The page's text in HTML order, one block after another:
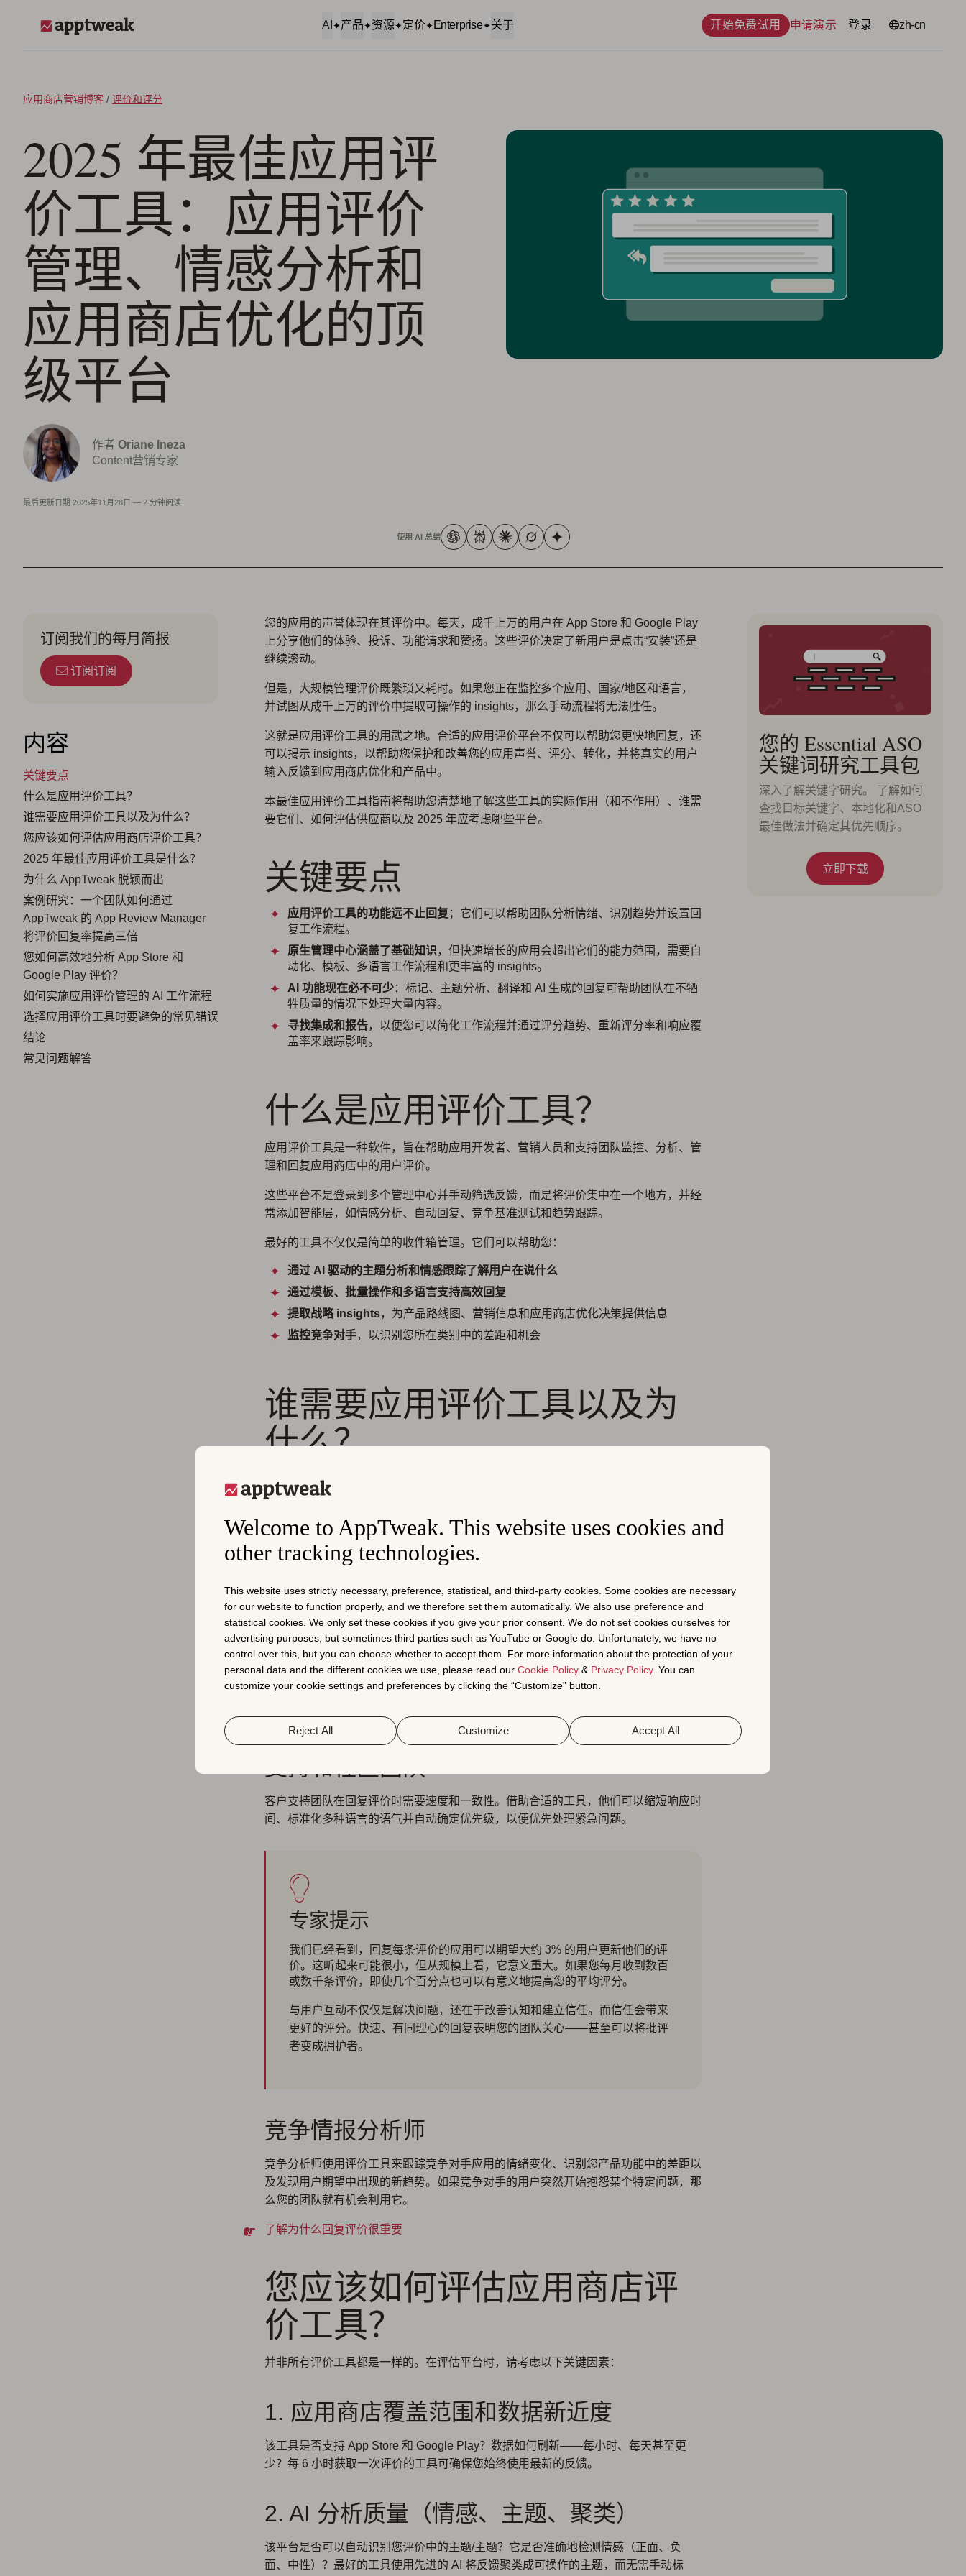
Welcome to AppTweak. This website uses cookies and
other tracking technologies.
This website uses strictly necessary, preference, statistical, and third-party cookies. Some cookies are necessary
for our website to function properly, and we therefore set them automatically. We also use preference and
statistical cookies. We only set these cookies if you give your prior consent. We do not set cookies ourselves for
advertising purposes, but sometimes third parties such as YouTube or Google do. Unfortunately, we have no
control over this, but you can choose whether to accept them. For more information about the protection of your
personal data and the different cookies we use, please read our Cookie Policy & Privacy Policy. You can
customize your cookie settings and preferences by clicking the “Customize” button.
Reject All Customize Accept All
AI 产品 资源 定价 Enterprise 关于 开始免费试用 申请演示 登录 语言zh-cn
应用商店营销博客 / 评价和评分
2025 年最佳应用评
价工具：应用评价
管理、情感分析和
应用商店优化的顶
级平台
作者 Oriane Ineza
Content营销专家
最后更新日期 2025年11月28日 — 2 分钟阅读
使用 AI 总结
订阅我们的每月简报
订阅订阅
内容
关键要点
什么是应用评价工具？
谁需要应用评价工具以及为什么？
您应该如何评估应用商店评价工具？
2025 年最佳应用评价工具是什么？
为什么 AppTweak 脱颖而出
案例研究：一个团队如何通过
AppTweak 的 App Review Manager
将评价回复率提高三倍
您如何高效地分析 App Store 和
Google Play 评价？
如何实施应用评价管理的 AI 工作流程
选择应用评价工具时要避免的常见错误
结论
常见问题解答
您的应用的声誉体现在其评价中。每天，成千上万的用户在 App Store 和 Google Play
上分享他们的体验、投诉、功能请求和赞扬。这些评价决定了新用户是点击“安装”还是
继续滚动。
但是，大规模管理评价既繁琐又耗时。如果您正在监控多个应用、国家/地区和语言，
并试图从成千上万的评价中提取可操作的 insights，那么手动流程将无法胜任。
这就是应用评价工具的用武之地。合适的应用评价平台不仅可以帮助您更快地回复，还
可以揭示 insights，以帮助您保护和改善您的应用声誉、评分、转化，并将真实的用户
输入反馈到应用商店优化和产品中。
本最佳应用评价工具指南将帮助您清楚地了解这些工具的实际作用（和不作用）、谁需
要它们、如何评估供应商以及 2025 年应考虑哪些平台。
关键要点
应用评价工具的功能远不止回复 ；它们可以帮助团队分析情绪、识别趋势并设置回
复工作流程。
原生管理中心涵盖了基础知识 ，但快速增长的应用会超出它们的能力范围，需要自
动化、模板、多语言工作流程和更丰富的 insights。
AI 功能现在必不可少：标记、主题分析、翻译和 AI 生成的回复可帮助团队在不牺
牲质量的情况下处理大量内容。
寻找集成和报告，以便您可以简化工作流程并通过评分趋势、重新评分率和响应覆
盖率来跟踪影响。
什么是应用评价工具？
应用评价工具是一种软件，旨在帮助应用开发者、营销人员和支持团队监控、分析、管
理和回复应用商店中的用户评价。
这些平台不是登录到多个管理中心并手动筛选反馈，而是将评价集中在一个地方，并经
常添加智能层，如情感分析、自动回复、竞争基准测试和趋势跟踪。
最好的工具不仅仅是简单的收件箱管理。它们可以帮助您：
通过 AI 驱动的主题分析和情感跟踪了解用户在说什么
通过模板、批量操作和多语言支持高效回复
提取战略 insights，为产品路线图、营销信息和应用商店优化决策提供信息
监控竞争对手，以识别您所在类别中的差距和机会
谁需要应用评价工具以及为
什么？
不同的团队出于不同的原因使用应用评价工具。以下是每个角色如何利用它们：
产品经理
产品团队需要了解人们对他们的应用（及其竞争对手）的评价，以便有效地确定其路线
些功能。它们还可以作为错误或性能问题的警告系统。
应用商店优化和用户获取 (UA) 团队
对于应用商店优化和 UA 专业人士来说，评价是关键词创意和 insights 的金矿，可以帮
作更有效的应用商店元数据、屏幕截图和自定产品页面。
支持和社区团队
客户支持团队在回复评价时需要速度和一致性。借助合适的工具，他们可以缩短响应时
间、标准化多种语言的语气并自动确定优先级，以便优先处理紧急问题。
专家提示
我们已经看到，回复每条评价的应用可以期望大约 3% 的用户更新他们的评
价。这听起来可能很小，但从规模上看，它意义重大。如果您每月收到数百
或数千条评价，即使几个百分点也可以有意义地提高您的平均评分。
与用户互动不仅仅是解决问题，还在于改善认知和建立信任。而信任会带来
更好的评分。快速、有同理心的回复表明您的团队关心——甚至可以将批评
者变成拥护者。
竞争情报分析师
竞争分析师使用评价工具来跟踪竞争对手应用的情绪变化、识别您产品功能中的差距以
及发现用户期望中出现的新趋势。如果竞争对手的用户突然开始抱怨某个特定问题，那
么您的团队就有机会利用它。
了解为什么回复评价很重要
您应该如何评估应用商店评
价工具？
并非所有评价工具都是一样的。在评估平台时，请考虑以下关键因素：
1. 应用商店覆盖范围和数据新近度
该工具是否支持 App Store 和 Google Play？数据如何刷新——每小时、每天甚至更
少？每 6 小时获取一次评价的工具可确保您始终使用最新的反馈。
2. AI 分析质量（情感、主题、聚类）
该平台是否可以自动识别您评价中的主题/主题？它是否准确地检测情感（正面、负
面、中性）？最好的工具使用先进的 AI 将反馈聚类成可操作的主题，而无需手动标
您的 Essential ASO
关键词研究工具包
深入了解关键字研究。 了解如何
查找目标关键字、本地化和ASO
最佳做法并确定其优先顺序。
立即下载